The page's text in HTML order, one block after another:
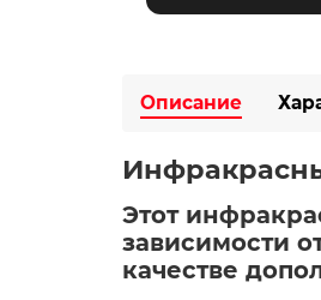
Описание
Этот
зависимости
качестве